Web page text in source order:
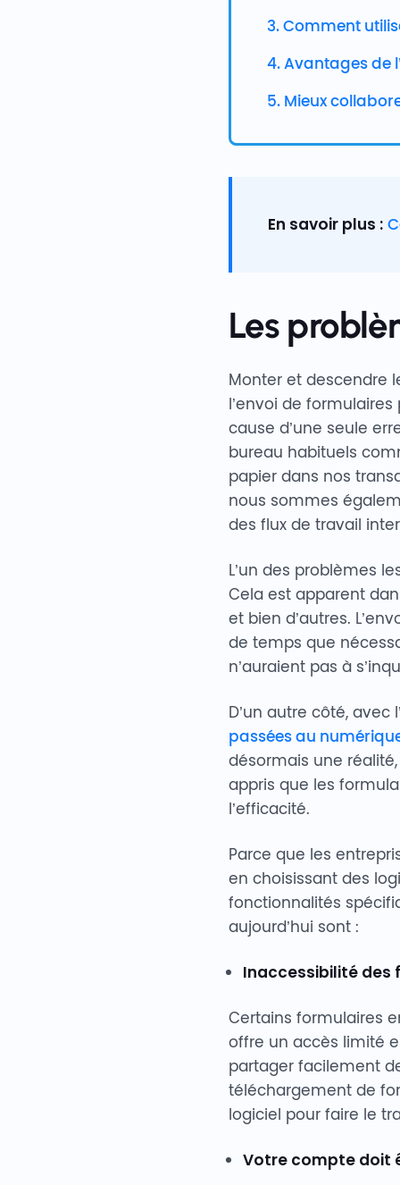
3. Comment
4. Avantages de
5. Mieux
En savoir plus :
Les
Monter et descendre
l’envoi de
cause d’une seule
bureau habituels
papier dans nos
nous sommes
des flux de travail
L’un des problèmes
Cela est apparent
et bien d’autres.
de temps que
n’auraient pas à
D’un autre côté,
passées au
désormais une
appris que les
l’efficacité.
Parce que les
en choisissant des
fonctionnalités
aujourd’hui sont :
Inaccessibilité des
Certains formulaires
offre un accès limité
partager facilement
téléchargement de
logiciel pour faire le
Votre compte doit